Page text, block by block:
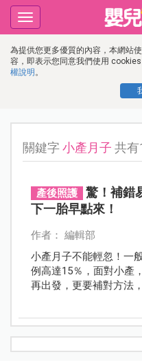
為提供您更多優質的內容，本網站
容，即表示您同意我們使用
權說明 。
Toggle
navigation
關鍵字小產月子 共
產後照護
驚！補錯
下一胎早點來！
作者： 編輯部
小產月子不能輕忽！一
例高達15％，面對小產
再出發，更要補對方法